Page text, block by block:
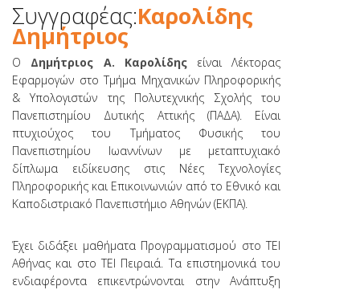
Συγγραφέας:Καρολίδης
Δημήτριος
O Δημήτριος A. Καρολίδηςείναι Λέκτορας
Εφαρμογών στο Τμήμα Μηχανικών Πληροφορικής
& Υπολογιστών της Πολυτεχνικής Σχολής του
Πανεπιστημίου Δυτικής Αττικής (ΠAΔΑ). Είναι
πτυχιούχος του Τμήματος Φυσικής του
Πανεπιστημίου Ιωαννίνων με μεταπτυχιακό
δίπλωμα ειδίκευσης στις Νέες Τεχνολογίες
Πληροφορικής και Επικοινωνιών από το Εθνικό και
Καποδιστριακό Πανεπιστήμιο Αθηνών (ΕΚΠΑ).
Έχει διδάξει μαθήματα Προγραμματισμού στο ΤΕΙ
Αθήνας και στο ΤΕΙ Πειραιά. Τα επιστημονικά του
ενδιαφέροντα επικεντρώνονται στην Ανάπτυξη